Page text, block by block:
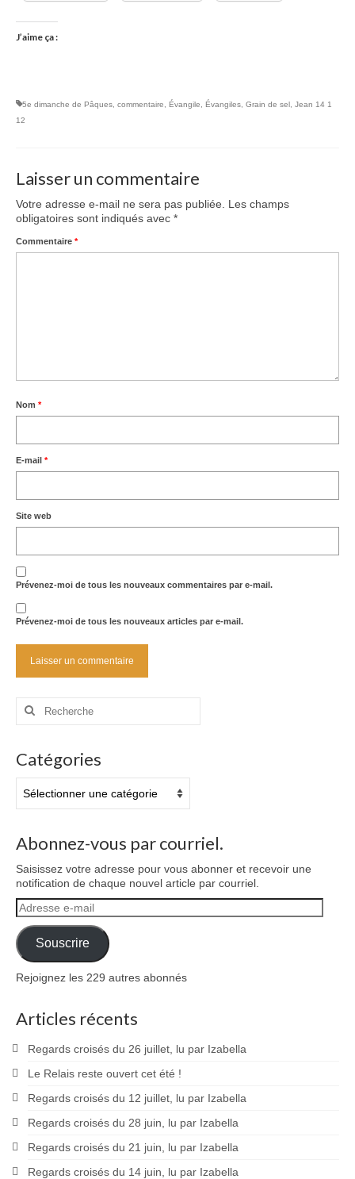
J’aime ça :
5e dimanche de Pâques commentaire Évangile Évangiles Grain de sel Jean 14 1
12
Laisser un commentaire
Votre adresse e-mail ne sera pas publiée.
Les champs
obligatoires sont indiqués avec *
Commentaire *
Nom *
E-mail *
Site web
Prévenez-moi de tous les nouveaux commentaires par e-mail.
Prévenez-moi de tous les nouveaux articles par e-mail.
Rechercher
Catégories
Abonnez-vous par courriel.
Saisissez votre adresse pour vous abonner et recevoir une
notification de chaque nouvel article par courriel.
Adresse
e-
mail
Souscrire
Rejoignez les 229 autres abonnés
Articles récents
Regards croisés du 26 juillet, lu par Izabella
Le Relais reste ouvert cet été !
Regards croisés du 12 juillet, lu par Izabella
Regards croisés du 28 juin, lu par Izabella
Regards croisés du 21 juin, lu par Izabella
Regards croisés du 14 juin, lu par Izabella